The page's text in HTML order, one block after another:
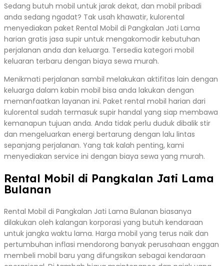
Sedang butuh mobil untuk jarak dekat, dan mobil pribadi
anda sedang ngadat? Tak usah khawatir, kulorental
menyediakan paket Rental Mobil di Pangkalan Jati Lama
harian gratis jasa supir untuk mengakomodir kebutuhan
perjalanan anda dan keluarga. Tersedia kategori mobil
keluaran terbaru dengan biaya sewa murah.
Menikmati perjalanan sambil melakukan aktifitas lain dengan
keluarga dalam kabin mobil bisa anda lakukan dengan
memanfaatkan layanan ini. Paket rental mobil harian dari
kulorental sudah termasuk supir handal yang siap membawa
kemanapun tujuan anda. Anda tidak perlu duduk dibalik stir
dan mengeluarkan energi bertarung dengan lalu lintas
sepanjang perjalanan. Yang tak kalah penting, kami
menyediakan service ini dengan biaya sewa yang murah.
Rental Mobil di Pangkalan Jati Lama
Bulanan
Rental Mobil di Pangkalan Jati Lama Bulanan biasanya
dilakukan oleh kalangan korporasi yang butuh kendaraan
untuk jangka waktu lama. Harga mobil yang terus naik dan
pertumbuhan inflasi mendorong banyak perusahaan enggan
membeli mobil baru yang difungsikan sebagai kendaraan